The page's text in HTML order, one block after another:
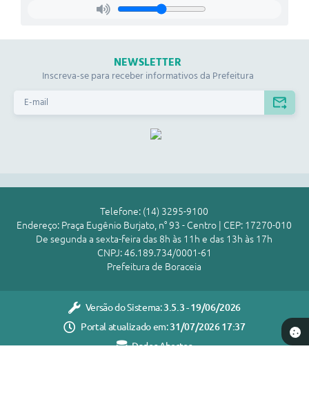
NEWSLETTER
Inscreva-se para receber informativos da Prefeitura
Telefone: (14) 3295-9100
Endereço: Praça Eugênio Burjato, n° 93 - Centro | CEP: 17270-010
De segunda a sexta-feira das 8h às 11h e das 13h às 17h
CNPJ: 46.189.734/0001-61
Prefeitura de Boraceia
Versão do Sistema:3.5.3 - 19/06/2026
Portal atualizado em:31/07/2026 17:37
Dados Abertos